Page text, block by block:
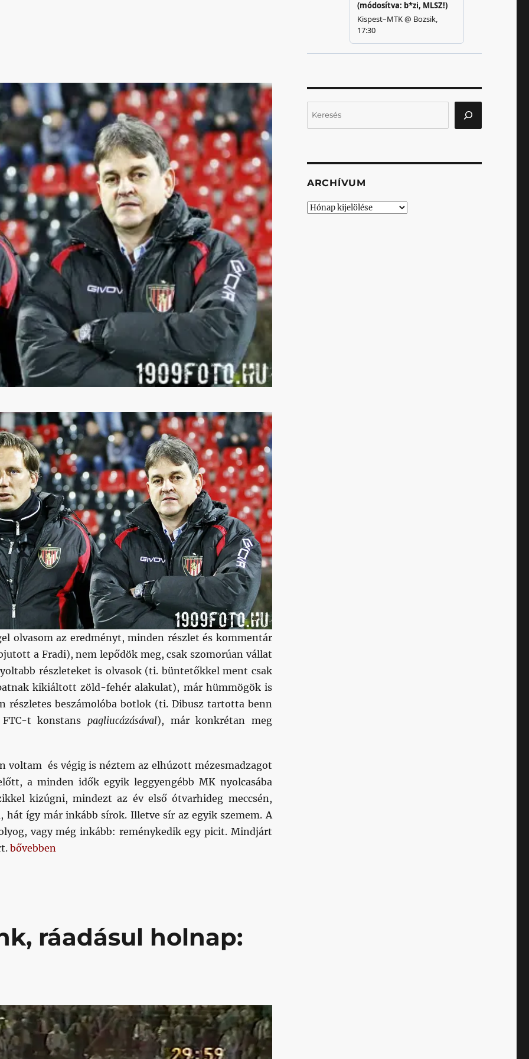
olvasom az eredményt, minden részlet és kommentár
a Fradi), nem lepődök meg, csak szomorúan vállat
részleteket is olvasok (ti. büntetőkkel ment csak
kikiáltott zöld-fehér alakulat), már hümmögök is
részletes beszámolóba botlok (ti. Dibusz tartotta benn
t konstans pagliucázásával), már konkrétan meg
voltam és végig is néztem az elhúzott mézesmadzagot
a minden idők egyik leggyengébb MK nyolcasába
kizúgni, mindezt az év első ótvarhideg meccsén,
hát így már inkább sírok. Illetve sír az egyik szemem. A
vagy még inkább: reménykedik egy picit. Mindjárt
„Megint majdnem”
bővebben
ráadásul holnap:
ARCHÍVUM
Archívum